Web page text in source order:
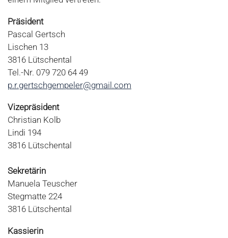
Präsident
Pascal Gertsch
Lischen 13
3816 Lütschental
Tel.-Nr. 079 720 64 49
p.r.gertschgempeler@gmail.com
Vizepräsident
Christian Kolb
Lindi 194
3816 Lütschental
Sekretärin
Manuela Teuscher
Stegmatte 224
3816 Lütschental
Kassierin